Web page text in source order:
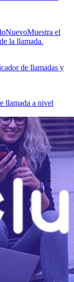
NuevoMuestra el
la llamada.
de llamadas y
llamada a nivel